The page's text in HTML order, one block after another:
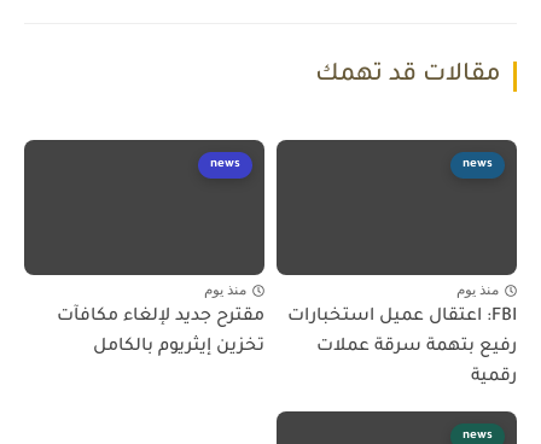
مقالات قد تهمك
news
منذ يوم
FBI: اعتقال عميل استخبارات
رفيع بتهمة سرقة عملات
رقمية
news
منذ يوم
مقترح جديد لإلغاء مكافآت
تخزين إيثريوم بالكامل
news